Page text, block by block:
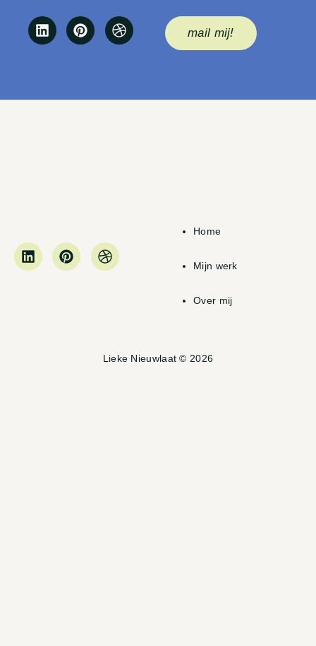
mail mij!
Home
Mijn werk
Over mij
Lieke Nieuwlaat © 2026